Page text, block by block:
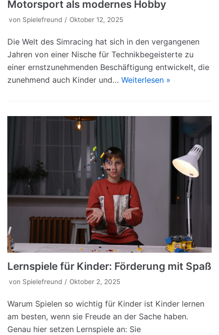
Motorsport als modernes Hobby
von Spielefreund Oktober 12, 2025
Die Welt des Simracing hat sich in den vergangenen
Jahren von einer Nische für Technikbegeisterte zu
einer ernstzunehmenden Beschäftigung entwickelt, die
zunehmend auch Kinder und… Weiterlesen »
Lernspiele für Kinder: Förderung mit Spaß
von Spielefreund Oktober 2, 2025
Warum Spielen so wichtig für Kinder ist Kinder lernen
am besten, wenn sie Freude an der Sache haben.
Genau hier setzen Lernspiele an: Sie